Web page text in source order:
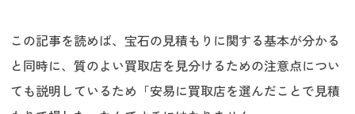
この記事を読めば、宝石の見積もりに関する基本が分かる
と同時に、質のよい買取店を見分けるための注意点につい
ても説明しているため「安易に買取店を選んだことで見積